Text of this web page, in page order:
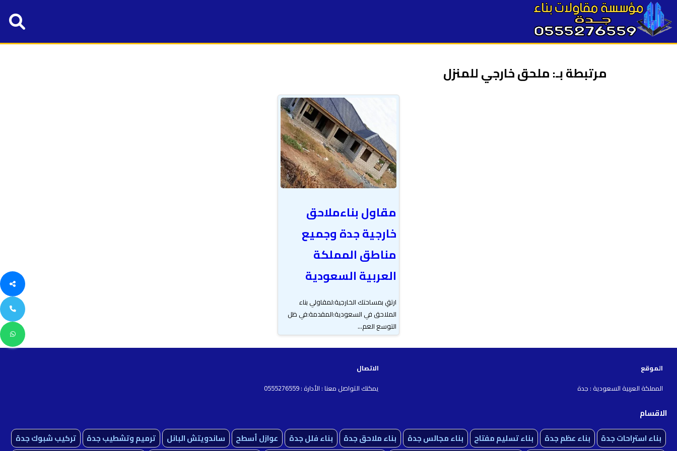
مرتبطة بـ: ملحق خارجي للمنزل
مقاول بناءملاحق
خارجية جدة وجميع
مناطق المملكة
العربية السعودية
ارتقِ بمساحتك الخارجية:لمقاولي بناء
الملاحق في السعودية:المقدمة:في ظل
التوسع العم...
الموقع
الاتصال
المملكة العربية السعودية : جدة
يمكنك التواصل معنا : الأدارة : 0555276559
الاقسام
بناء استراحات جدة
بناء عظم جدة بناء تسليم مفتاح بناء مجالس جدة بناء ملاحق جدة بناء فلل جدة عوازل أسطح ساندويتش البانل ترميم وتشطيب جدة تركيب شبوك جدة